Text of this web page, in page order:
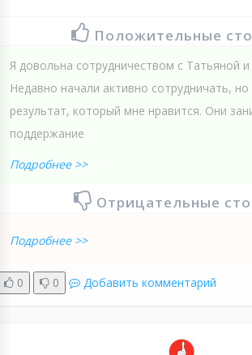
Положительные
Я довольна сотрудничеством с Татьяной
Недавно начали активно сотрудничать,
результат, который мне нравится. Они
поддержание
Подробнее >>
Отрицательные
Подробнее >>
0 0 Добавить комментарий